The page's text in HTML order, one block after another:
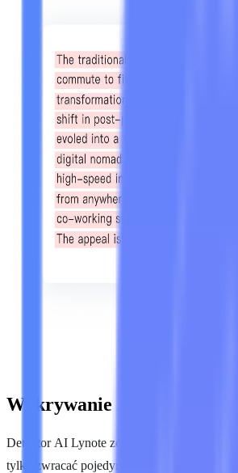
Wykrywanie AI, Które
Detektor AI Lynote został zaprojektowany,
tylko zwracać pojedynczy procent. Podaje